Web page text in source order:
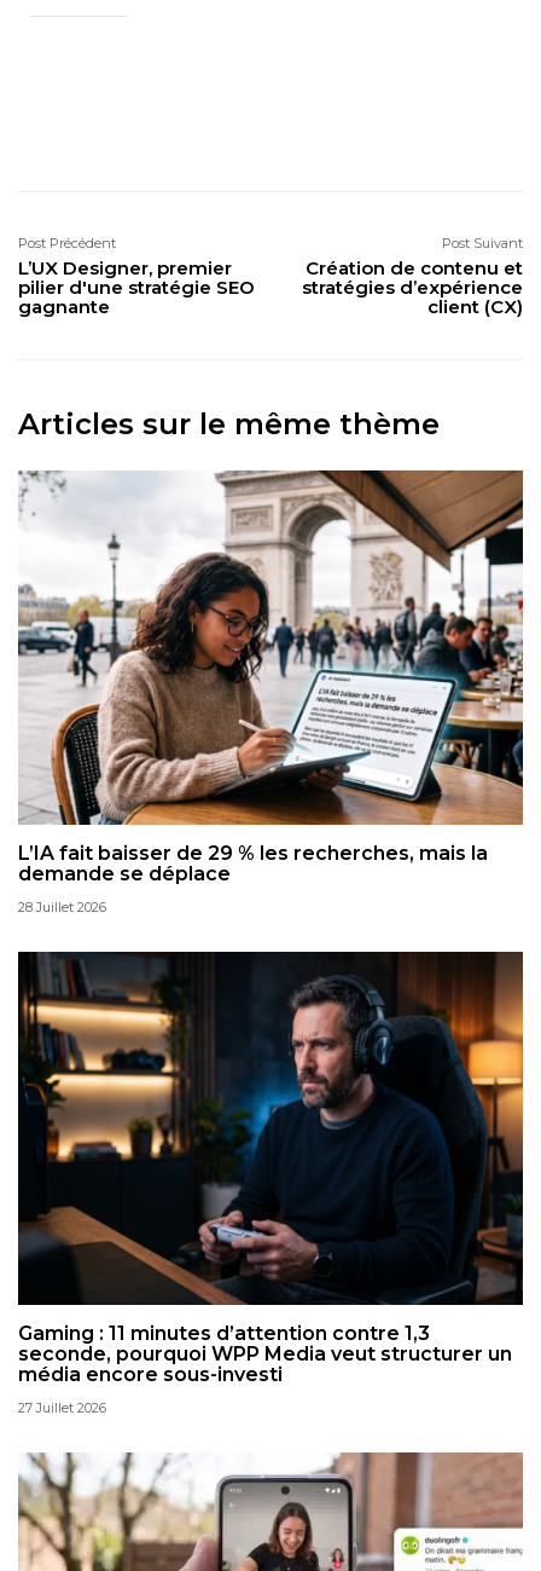
Post Précédent
L’UX Designer, premier
pilier d'une stratégie SEO
gagnante
Post Suivant
Création de contenu et
stratégies d’expérience
client (CX)
Articles sur le même thème
L’IA fait baisser de 29 % les recherches, mais la
demande se déplace
28 Juillet 2026
Gaming : 11 minutes d’attention contre 1,3
seconde, pourquoi WPP Media veut structurer un
média encore sous-investi
27 Juillet 2026